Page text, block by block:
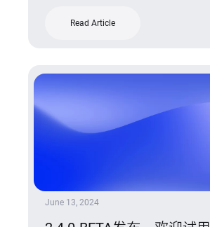
Read Article
June 13, 2024